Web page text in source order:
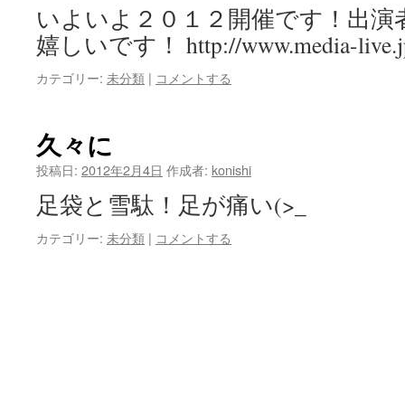
いよいよ２０１２開催です！出
嬉しいです！ http://www.media-
カテゴリー: 未分類 | コメントする
久々に
投稿日: 2012年2月4日 作成者: konishi
足袋と雪駄！足が痛い(>_
カテゴリー: 未分類 | コメントする